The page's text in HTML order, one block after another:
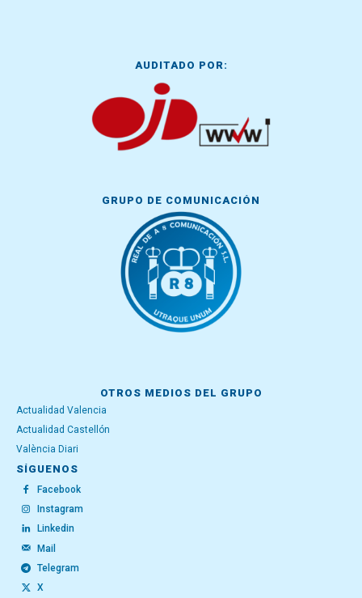
AUDITADO POR:
GRUPO DE COMUNICACIÓN
OTROS MEDIOS DEL GRUPO
Actualidad Valencia
Actualidad Castellón
València Diari
SÍGUENOS
Facebook
Instagram
Linkedin
Mail
Telegram
X